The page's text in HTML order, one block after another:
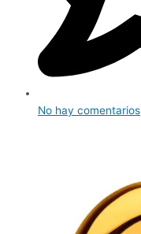
No hay comentarios